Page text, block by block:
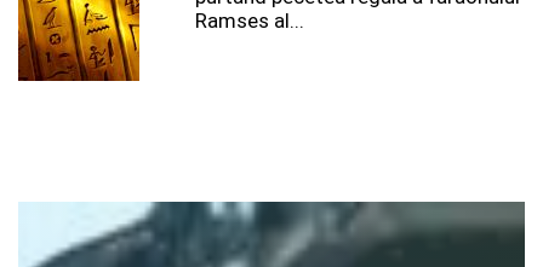
Ramses al...